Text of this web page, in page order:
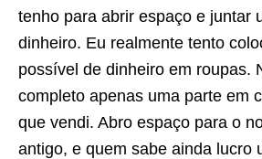
tenho para abrir espaço e juntar
dinheiro. Eu realmente tento
possível de dinheiro em roupas.
completo apenas uma parte em
que vendi. Abro espaço para o
antigo, e quem sabe ainda lucro